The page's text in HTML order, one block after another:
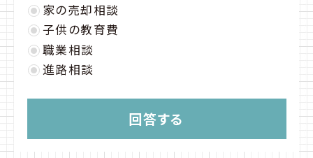
家の売却相談
子供の教育費
職業相談
進路相談